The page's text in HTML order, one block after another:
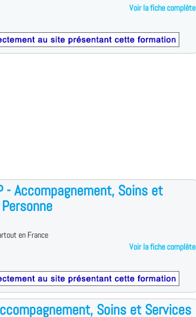
Voir la fiche complète
- Accompagnement, Soins et
en France
Voir la fiche complète
Soins et Services